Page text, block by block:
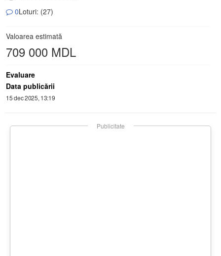
0Loturi: (27)
Valoarea estimată
709 000 MDL
Evaluare
Data publicării
15 dec 2025, 13:19
Publicitate